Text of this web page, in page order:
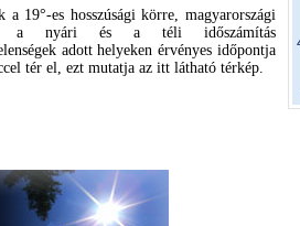
19°-es hosszúsági körre, magyarországi
a nyári és a téli időszámítás
adott helyeken érvényes időpontja
tér el, ezt mutatja az itt látható térkép.